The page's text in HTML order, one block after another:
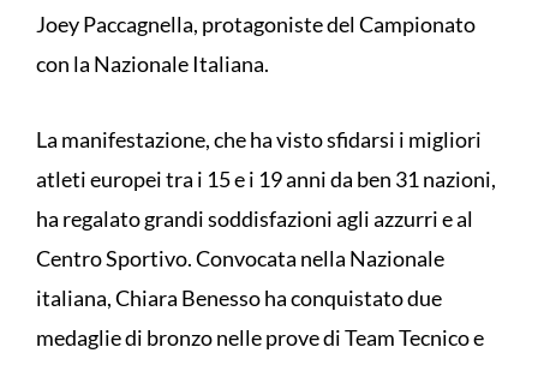
Joey Paccagnella, protagoniste del Campionato
con la Nazionale Italiana.
La manifestazione, che ha visto sfidarsi i migliori
atleti europei tra i 15 e i 19 anni da ben 31 nazioni,
ha regalato grandi soddisfazioni agli azzurri e al
Centro Sportivo. Convocata nella Nazionale
italiana, Chiara Benesso ha conquistato due
medaglie di bronzo nelle prove di Team Tecnico e